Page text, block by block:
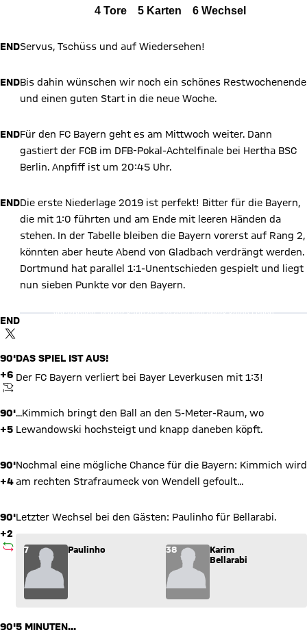
4 Tore 5 Karten 6 Wechsel
ENDServus, Tschüss und auf Wiedersehen!
ENDBis dahin wünschen wir noch ein schönes Restwochenende
und einen guten Start in die neue Woche.
ENDFür den FC Bayern geht es am Mittwoch weiter. Dann
gastiert der FCB im DFB-Pokal-Achtelfinale bei Hertha BSC
Berlin. Anpfiff ist um 20:45 Uhr.
ENDDie erste Niederlage 2019 ist perfekt! Bitter für die Bayern,
die mit 1:0 führten und am Ende mit leeren Händen da
stehen. In der Tabelle bleiben die Bayern vorerst auf Rang 2,
könnten aber heute Abend von Gladbach verdrängt werden.
Dortmund hat parallel 1:1-Unentschieden gespielt und liegt
nun sieben Punkte vor den Bayern.
END
TWITTER-BEITRAG
X Inhalte anzeigen
verarbeiten. Vorher kann das soziale Netzwerk keine Daten
90'
+6
ANPFIFF
DAS SPIEL IST AUS!
Der FC Bayern verliert bei Bayer Leverkusen mit 1:3!
90'
+5
...Kimmich bringt den Ball an den 5-Meter-Raum, wo
Lewandowski hochsteigt und knapp daneben köpft.
90'
+4
Nochmal eine mögliche Chance für die Bayern: Kimmich wird
am rechten Strafraumeck von Wendell gefoult...
90'
+2
AUSWECHSLUNG
Letzter Wechsel bei den Gästen: Paulinho für Bellarabi.
Wechsel: Paulinho (7) kommt für Karim Bellarabi (38) ins
7 Paulinho 38
Karim
Bellarabi
90'5 MINUTEN...